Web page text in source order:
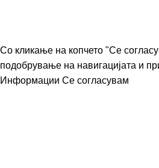
Со кликање на копчето "Се
подобрување на навигацијата и
Информации Се согласувам